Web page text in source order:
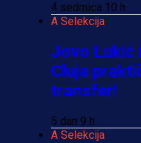
4 sedmica 10 h
A Selekcija
Jovo Lukić
Cluja
transfer!
5 dan 9 h
A Selekcija